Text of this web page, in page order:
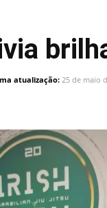
atualização: 25 de maio